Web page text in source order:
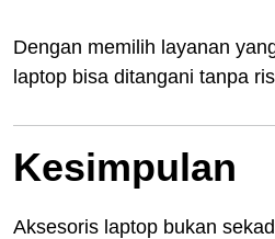
Dengan memilih layanan
laptop bisa ditangani tanpa
Kesimpulan
Aksesoris laptop bukan